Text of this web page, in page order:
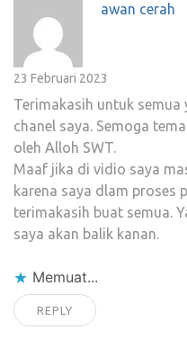
awan cerah
23 Februari 2023
Terimakasih untuk semua
chanel saya. Semoga
oleh Alloh SWT.
Maaf jika di vidio saya
karena saya dlam proses
terimakasih buat semua.
saya akan balik kanan.
Memuat...
REPLY